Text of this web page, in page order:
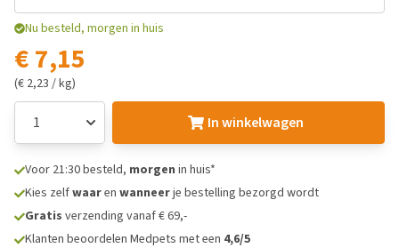
Nu besteld, morgen in huis
€ 7,15
(€ 2,23 / kg)
In winkelwagen
Voor 21:30 besteld, morgen in huis*
Kies zelfwaaren wanneerje bestelling bezorgd wordt
Gratis verzending vanaf € 69,-
Klanten beoordelen Medpets met een 4,6/5